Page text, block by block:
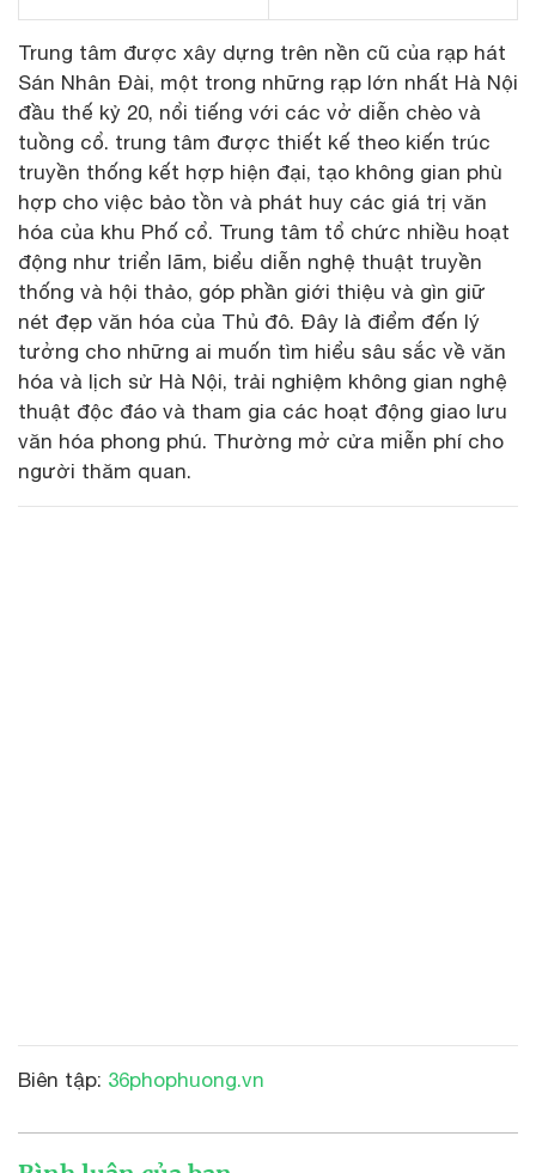
Trung tâm được xây dựng trên nền cũ của rạp hát
Sán Nhân Đài, một trong những rạp lớn nhất Hà Nội
đầu thế kỷ 20, nổi tiếng với các vở diễn chèo và
tuồng cổ. trung tâm được thiết kế theo kiến trúc
truyền thống kết hợp hiện đại, tạo không gian phù
hợp cho việc bảo tồn và phát huy các giá trị văn
hóa của khu Phố cổ. Trung tâm tổ chức nhiều hoạt
động như triển lãm, biểu diễn nghệ thuật truyền
thống và hội thảo, góp phần giới thiệu và gìn giữ
nét đẹp văn hóa của Thủ đô. Đây là điểm đến lý
tưởng cho những ai muốn tìm hiểu sâu sắc về văn
hóa và lịch sử Hà Nội, trải nghiệm không gian nghệ
thuật độc đáo và tham gia các hoạt động giao lưu
văn hóa phong phú. Thường mở cửa miễn phí cho
người thăm quan.
Biên tập: 36phophuong.vn